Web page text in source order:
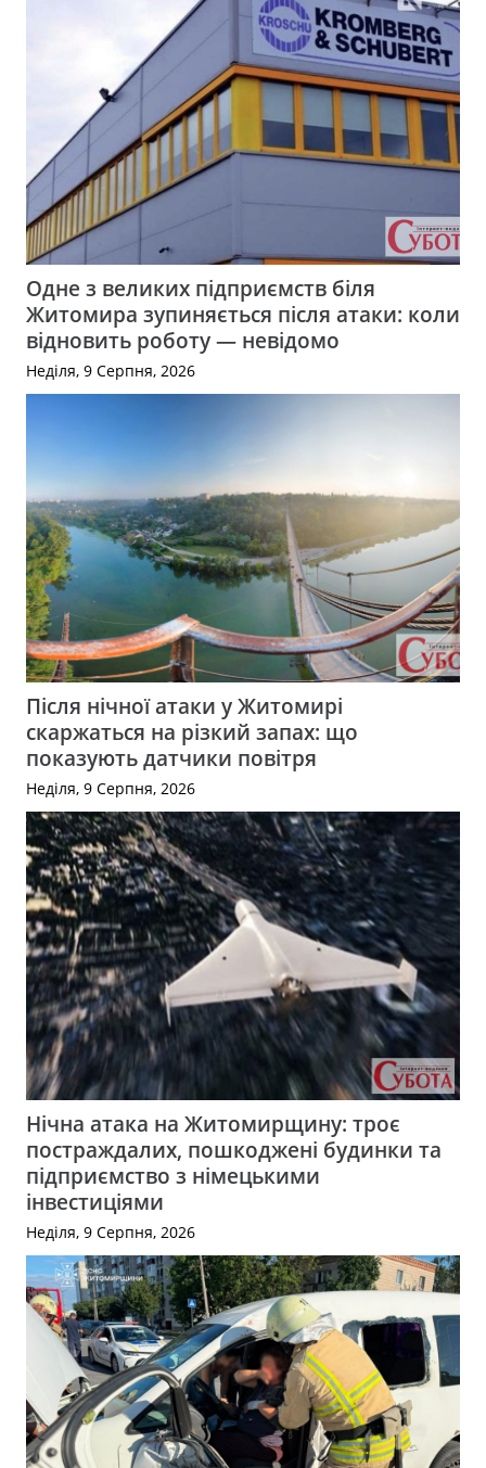
Одне з великих підприємств біля
Житомира зупиняється після атаки: коли
відновить роботу — невідомо
Неділя, 9 Серпня, 2026
Після нічної атаки у Житомирі
скаржаться на різкий запах: що
показують датчики повітря
Неділя, 9 Серпня, 2026
Нічна атака на Житомирщину: троє
постраждалих, пошкоджені будинки та
підприємство з німецькими
інвестиціями
Неділя, 9 Серпня, 2026